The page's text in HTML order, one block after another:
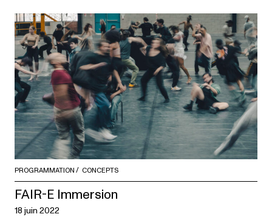
PROGRAMMATION CONCEPTS
FAIR-E Immersion
18 juin 2022